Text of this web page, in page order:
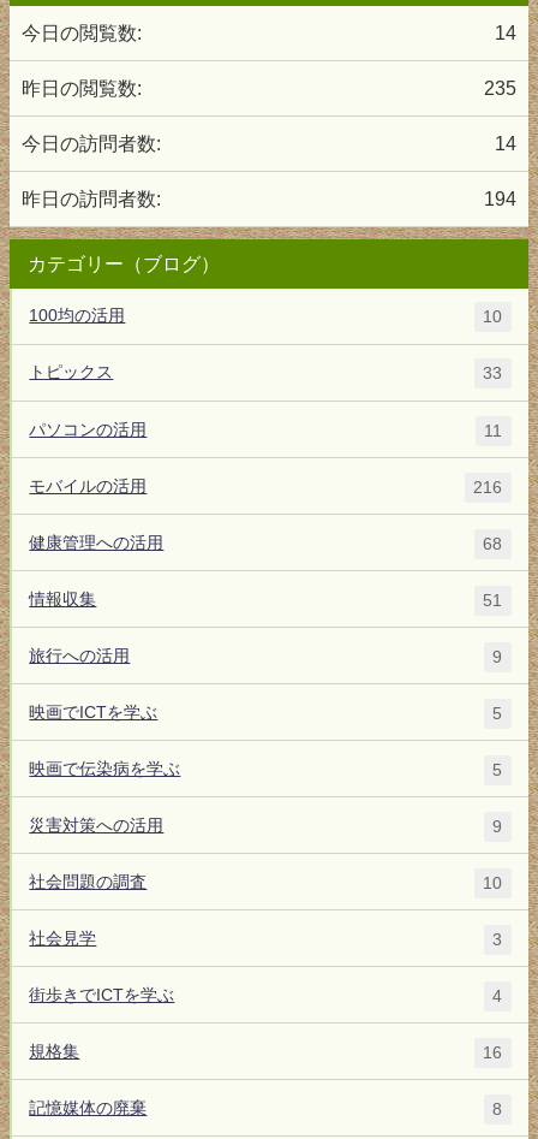
14
今日の閲覧数:
235
昨日の閲覧数:
14
今日の訪問者数:
194
昨日の訪問者数:
カテゴリー（ブログ）
100均の活用 10
トピックス 33
パソコンの活用 11
モバイルの活用 216
健康管理への活用 68
情報収集 51
旅行への活用 9
映画でICTを学ぶ 5
映画で伝染病を学ぶ 5
災害対策への活用 9
社会問題の調査 10
社会見学 3
街歩きでICTを学ぶ 4
規格集 16
記憶媒体の廃棄 8